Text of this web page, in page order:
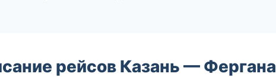
рейсов Казань — Фергана